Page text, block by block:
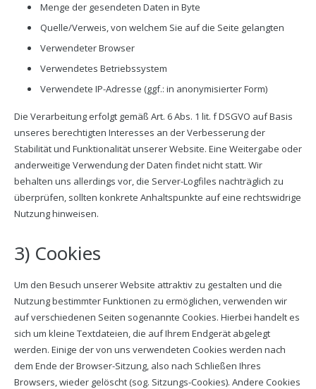
Menge der gesendeten Daten in Byte
Quelle/Verweis, von welchem Sie auf die Seite gelangten
Verwendeter Browser
Verwendetes Betriebssystem
Verwendete IP-Adresse (ggf.: in anonymisierter Form)
Die Verarbeitung erfolgt gemäß Art. 6 Abs. 1 lit. f DSGVO auf Basis
unseres berechtigten Interesses an der Verbesserung der
Stabilität und Funktionalität unserer Website. Eine Weitergabe oder
anderweitige Verwendung der Daten findet nicht statt. Wir
behalten uns allerdings vor, die Server-Logfiles nachträglich zu
überprüfen, sollten konkrete Anhaltspunkte auf eine rechtswidrige
Nutzung hinweisen.
3) Cookies
Um den Besuch unserer Website attraktiv zu gestalten und die
Nutzung bestimmter Funktionen zu ermöglichen, verwenden wir
auf verschiedenen Seiten sogenannte Cookies. Hierbei handelt es
sich um kleine Textdateien, die auf Ihrem Endgerät abgelegt
werden. Einige der von uns verwendeten Cookies werden nach
dem Ende der Browser-Sitzung, also nach Schließen Ihres
Browsers, wieder gelöscht (sog. Sitzungs-Cookies). Andere Cookies